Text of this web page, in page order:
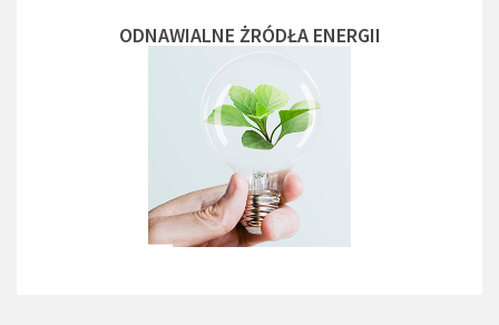
ODNAWIALNE ŻRÓDŁA ENERGII